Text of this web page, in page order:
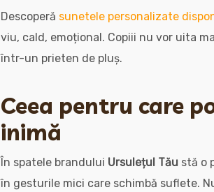
Descoperă sunetele personalizate
viu, cald, emoțional. Copiii nu vor uita
într-un prieten de pluș.
Ceea pentru care
inimă
În spatele brandului Ursulețul Tău stă o
în gesturile mici care schimbă suflete.